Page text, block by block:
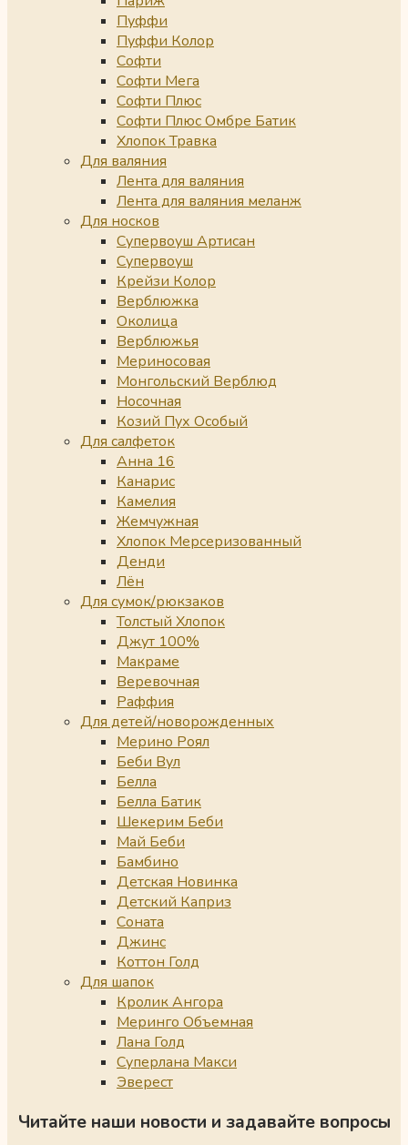
Пуффи
Пуффи Колор
Софти
Софти Мега
Софти Плюс
Софти Плюс Омбре Батик
Хлопок Травка
Для валяния
Лента для валяния
Лента для валяния меланж
Для носков
Супервоуш Артисан
Супервоуш
Крейзи Колор
Верблюжка
Околица
Верблюжья
Мериносовая
Монгольский Верблюд
Носочная
Козий Пух Особый
Для салфеток
Анна 16
Канарис
Камелия
Жемчужная
Хлопок Мерсеризованный
Денди
Лён
Для сумок/рюкзаков
Толстый Хлопок
Джут 100%
Макраме
Веревочная
Раффия
Для детей/новорожденных
Мерино Роял
Беби Вул
Белла
Белла Батик
Шекерим Беби
Май Беби
Бамбино
Детская Новинка
Детский Каприз
Соната
Джинс
Коттон Голд
Для шапок
Кролик Ангора
Меринго Объемная
Лана Голд
Суперлана Макси
Эверест
Читайте наши новости и задавайте вопросы